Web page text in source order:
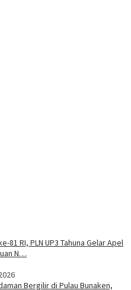
81 RI, PLN UP3 Tahuna Gelar Apel
N…
Bergilir di Pulau Bunaken,